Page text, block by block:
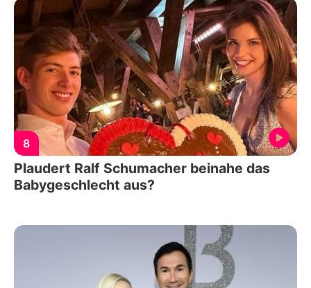
8
Plaudert Ralf Schumacher beinahe das
Babygeschlecht aus?